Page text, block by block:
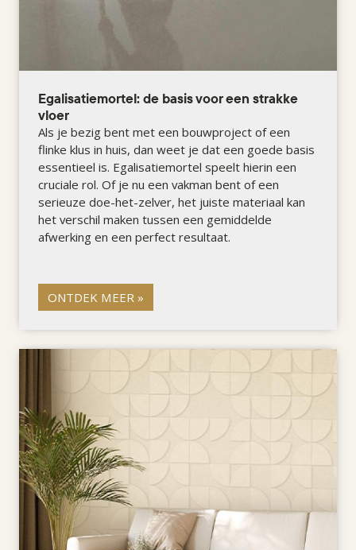
Egalisatiemortel: de basis voor een strakke
vloer
Als je bezig bent met een bouwproject of een
flinke klus in huis, dan weet je dat een goede basis
essentieel is. Egalisatiemortel speelt hierin een
cruciale rol. Of je nu een vakman bent of een
serieuze doe-het-zelver, het juiste materiaal kan
het verschil maken tussen een gemiddelde
afwerking en een perfect resultaat.
ONTDEK MEER »